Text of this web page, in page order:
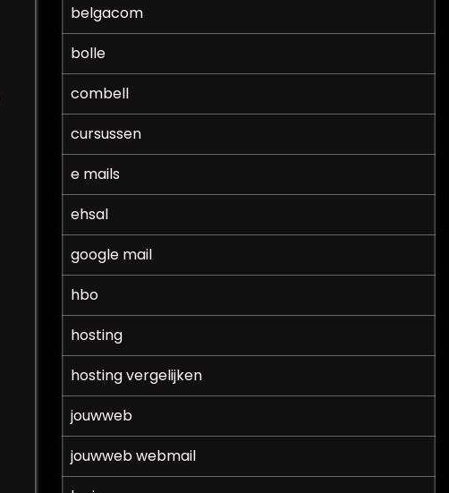
belgacom
bolle
combell
cursussen
e mails
ehsal
google mail
hbo
hosting
hosting vergelijken
jouwweb
jouwweb webmail